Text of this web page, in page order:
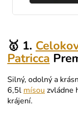
🥇 1.
Patricca
Silný, odolný a
6,5l mísou zvládne
krájení.